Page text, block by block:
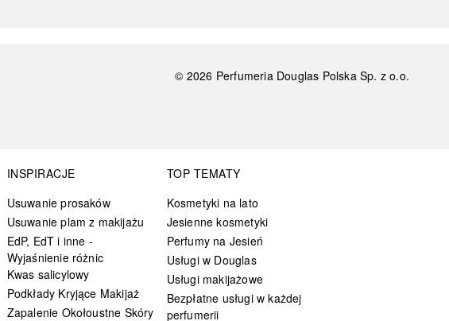
© 2026 Perfumeria Douglas Polska Sp. z o.o.
INSPIRACJE
Usuwanie prosaków
Usuwanie plam z makijażu
EdP, EdT i inne -
Wyjaśnienie różnic
Kwas salicylowy
Podkłady Kryjące Makijaż
Zapalenie Okołoustne Skóry
TOP TEMATY
Kosmetyki na lato
Jesienne kosmetyki
Perfumy na Jesień
Usługi w Douglas
Usługi makijażowe
Bezpłatne usługi w każdej
perfumerii